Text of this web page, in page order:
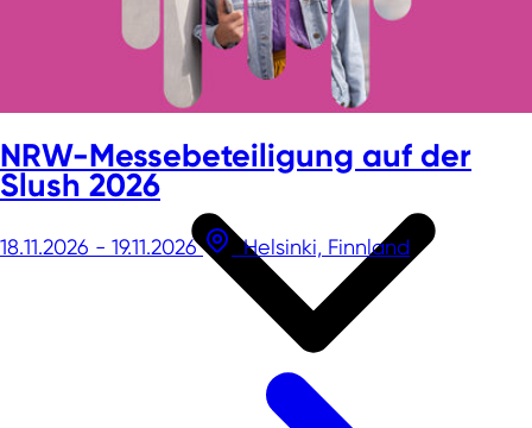
NRW-Messebeteiligung auf der
Slush 2026
18.11.2026 - 19.11.2026 Helsinki, Finnland